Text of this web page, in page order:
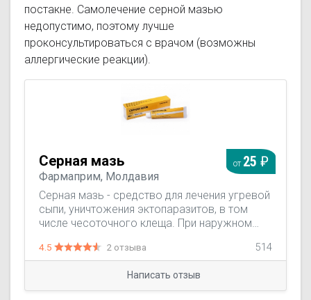
постакне. Самолечение серной мазью
недопустимо, поэтому лучше
проконсультироваться с врачом (возможны
аллергические реакции).
Серная мазь
Фармаприм, Молдавия
Серная мазь - средство для лечения угревой
сыпи, уничтожения эктопаразитов, в том
числе чесоточного клеща. При наружном
кератолитическое, умеренное
антисептическое, умеренное
противогрибковое и противопаразитарное
действие. При взаимодействии серы с
от 25
4.5 2 отзыва 514
Написать отзыв